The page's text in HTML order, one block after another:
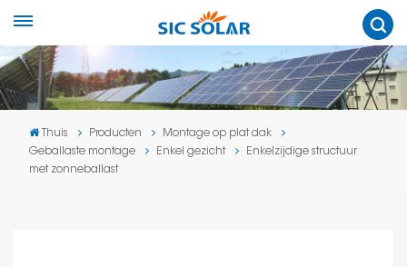
Thuis Producten
Montage op plat dak
Geballaste montage
Enkel gezicht
Enkelzijdige structuur
met zonneballast